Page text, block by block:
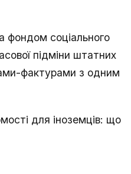
фондом соціального
підміни штатних
фактурами з одним
для іноземців: що